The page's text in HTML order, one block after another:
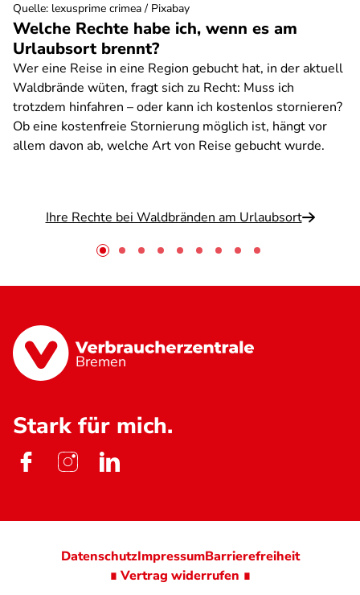
Welche Rechte habe ich, wenn es am
Urlaubsort brennt?
Wer eine Reise in eine Region gebucht hat, in der aktuell
Waldbrände wüten, fragt sich zu Recht: Muss ich
trotzdem hinfahren – oder kann ich kostenlos stornieren?
Ob eine kostenfreie Stornierung möglich ist, hängt vor
allem davon ab, welche Art von Reise gebucht wurde.
Ihre Rechte bei Waldbränden am Urlaubsort
Quelle: lexusprime crimea / Pixabay
Bremen
Stark für mich.
DatenschutzImpressumBarrierefreiheit
∎ Vertrag widerrufen ∎